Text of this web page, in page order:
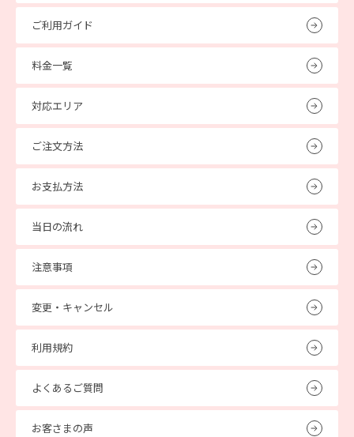
ご利用ガイド
料金一覧
対応エリア
ご注文方法
お支払方法
当日の流れ
注意事項
変更・キャンセル
利用規約
よくあるご質問
お客さまの声